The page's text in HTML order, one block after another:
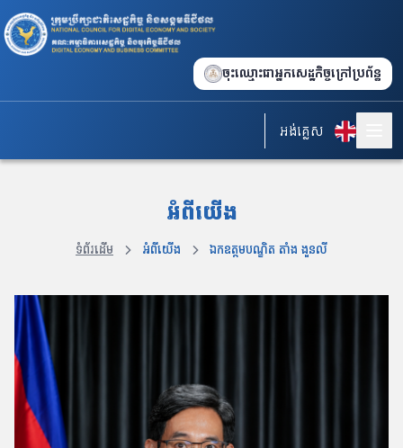
ចុះឈ្មោះជាអ្នកសេដ្ឋកិច្ចក្រៅប្រព័ន្ធ
អង់គ្លេស
អំពីយើង
ទំព័រដើម អំពីយើង ឯកឧត្តមបណ្ឌិត តាំង ងួនលី